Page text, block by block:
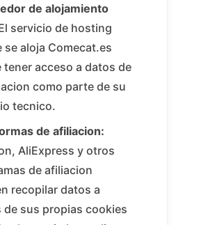
de alojamiento
servicio de hosting
se aloja Comecat.es
tener acceso a datos de
como parte de su
tecnico.
de afiliacion:
AliExpress y otros
de afiliacion
recopilar datos a
de sus propias cookies